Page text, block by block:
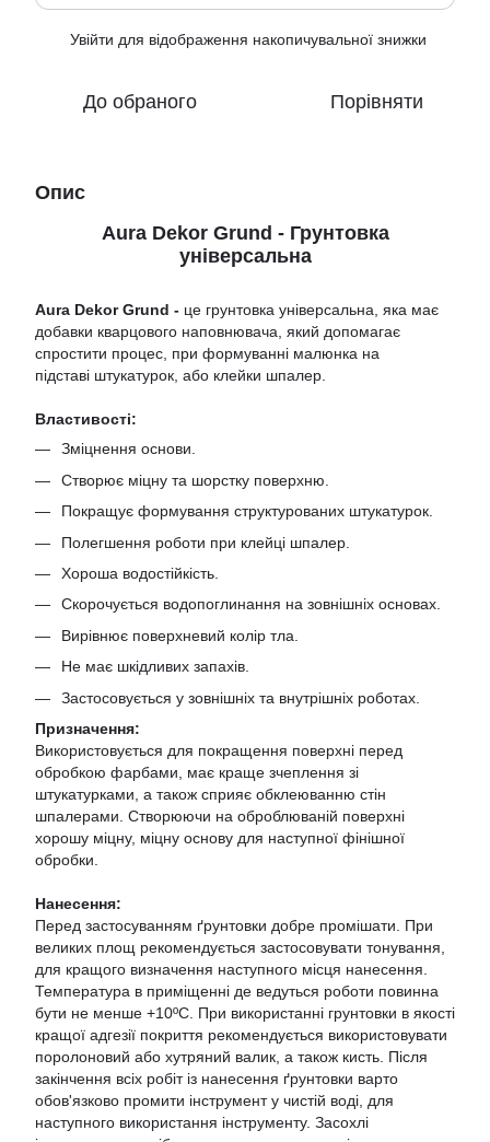
Увійти для відображення накопичувальної знижки
До обраного Порівняти
Опис
Aura Dekor Grund - Грунтовка
універсальна
Aura Dekor Grund - це грунтовка універсальна, яка має
добавки кварцового наповнювача, який допомагає
спростити процес, при формуванні малюнка на
підставі штукатурок, або клейки шпалер.
Властивості:
Зміцнення основи.
Створює міцну та шорстку поверхню.
Покращує формування структурованих штукатурок.
Полегшення роботи при клейці шпалер.
Хороша водостійкість.
Скорочується водопоглинання на зовнішніх основах.
Вирівнює поверхневий колір тла.
Не має шкідливих запахів.
Застосовується у зовнішніх та внутрішніх роботах.
Призначення:
Використовується для покращення поверхні перед
обробкою фарбами, має краще зчеплення зі
штукатурками, а також сприяє обклеюванню стін
шпалерами. Створюючи на оброблюваній поверхні
хорошу міцну, міцну основу для наступної фінішної
обробки.
Нанесення:
Перед застосуванням ґрунтовки добре промішати. При
великих площ рекомендується застосовувати тонування,
для кращого визначення наступного місця нанесення.
Температура в приміщенні де ведуться роботи повинна
бути не менше +10ºС. При використанні грунтовки в якості
кращої адгезії покриття рекомендується використовувати
поролоновий або хутряний валик, а також кисть. Після
закінчення всіх робіт із нанесення ґрунтовки варто
обов'язково промити інструмент у чистій воді, для
наступного використання інструменту. Засохлі